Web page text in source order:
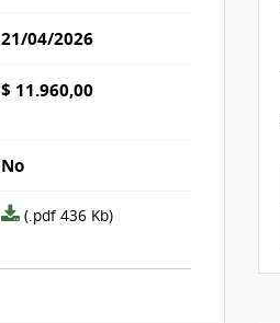
21/04/2026
$ 11.960,00
No
Archivo
acta_1332608.pdf
(.pdf 436 Kb)